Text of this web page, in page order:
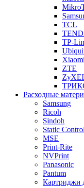
TCL
TP-
Xiaomi
ZTE
Расходные
Samsung
Ricoh
Sindoh
Static Control
MSE
Print-Rite
NVPrint
Panasonic
Pantum
Картриджи